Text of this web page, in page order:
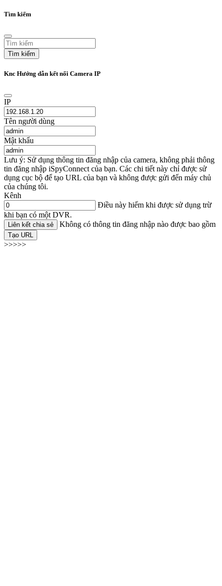
Tìm kiếm
Tìm kiếm
Knc Hướng dẫn kết nối Camera IP
IP
Tên người dùng
Mật khẩu
Lưu ý: Sử dụng thông tin đăng nhập của camera, không phải thông
tin đăng nhập iSpyConnect của bạn. Các chi tiết này chỉ được sử
dụng cục bộ để tạo URL của bạn và không được gửi đến máy chủ
của chúng tôi.
Kênh
Điều này hiếm khi được sử dụng trừ
khi bạn có một DVR.
Liên kết chia sẻ Không có thông tin đăng nhập nào được bao gồm
Tạo URL
>>>>>